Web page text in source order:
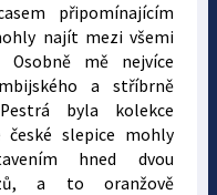
připomínajícím
najít mezi všemi
Osobně mě nejvíce
a stříbrně
byla kolekce
české slepice mohly
hned dvou
a to oranžově